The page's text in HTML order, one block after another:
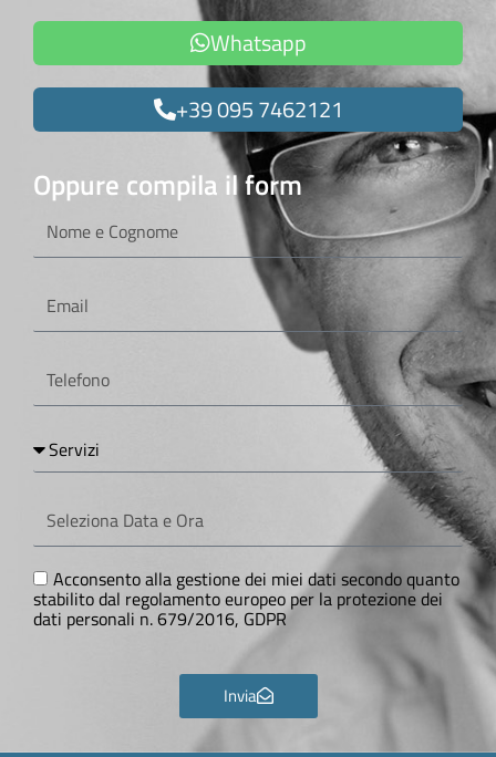
Whatsapp
+39 095 7462121
Oppure compila il form
Cognome
Servizi
Data
e
GDPR
Acconsento alla gestione dei miei dati secondo quanto
stabilito dal regolamento europeo per la protezione dei
dati personali n. 679/2016, GDPR
Invia